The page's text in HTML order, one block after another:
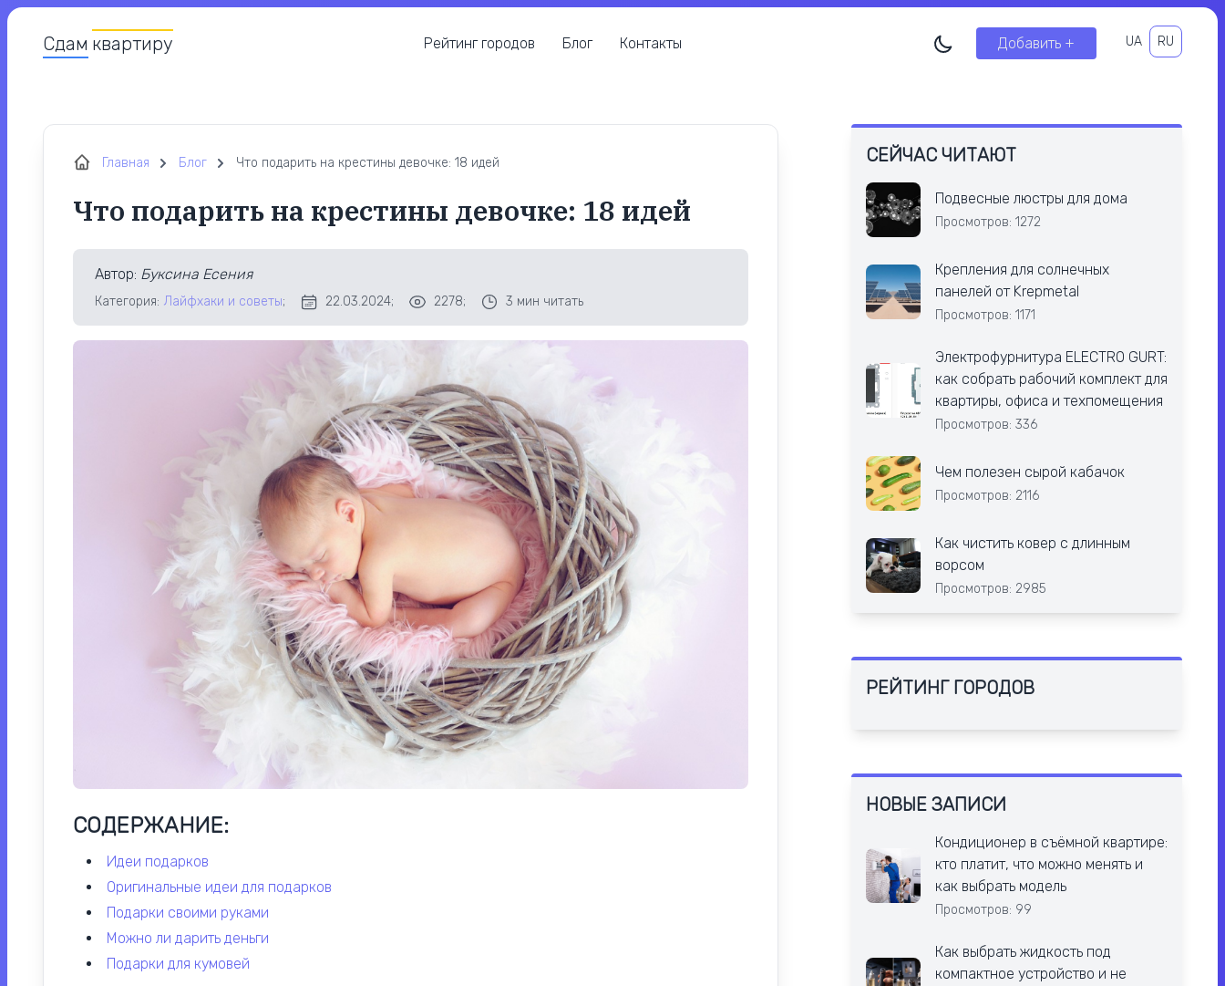
Сдам квартиру Рейтинг городов Блог Контакты Добавить + UA RU
Главная Блог Что подарить на крестины девочке: 18 идей
Что подарить на крестины девочке: 18 идей
Автор: Буксина Есения
Категория: Лайфхаки и советы; 22.03.2024; 2278; 3 мин читать
СОДЕРЖАНИЕ:
идеи подарков
оригинальные идеи для подарков
подарки своими руками
можно ли дарить деньги
подарки для кумовей
СЕЙЧАС ЧИТАЮТ
Подвесные люстры для дома
Просмотров: 1272
Крепления для солнечных
панелей от Krepmetal
Просмотров: 1171
Электрофурнитура ELECTRO GURT:
как собрать рабочий комплект для
квартиры, офиса и техпомещения
Просмотров: 336
Чем полезен сырой кабачок
Просмотров: 2116
Как чистить ковер с длинным
ворсом
Просмотров: 2985
РЕЙТИНГ ГОРОДОВ
НОВЫЕ ЗАПИСИ
Кондиционер в съёмной квартире:
кто платит, что можно менять и
как выбрать модель
Просмотров: 99
Как выбрать жидкость под
компактное устройство и не